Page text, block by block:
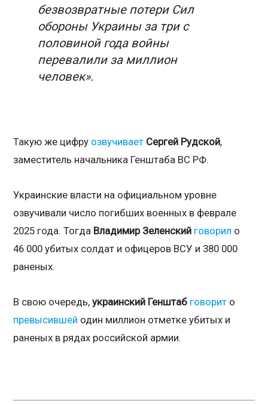
безвозвратные потери Сил
обороны Украины за три с
половиной года войны
перевалили за миллион
человек».
Такую же цифру озвучивает Сергей Рудской,
заместитель начальника Генштаба ВС РФ.
Украинские власти на официальном уровне
озвучивали число погибших военных в феврале
2025 года. Тогда Владимир Зеленский говорил о
46 000 убитых солдат и офицеров ВСУ и 380 000
раненых.
В свою очередь,украинский Генштаб говорит о
превысившей один миллион отметке убитых и
раненых в рядах российской армии.